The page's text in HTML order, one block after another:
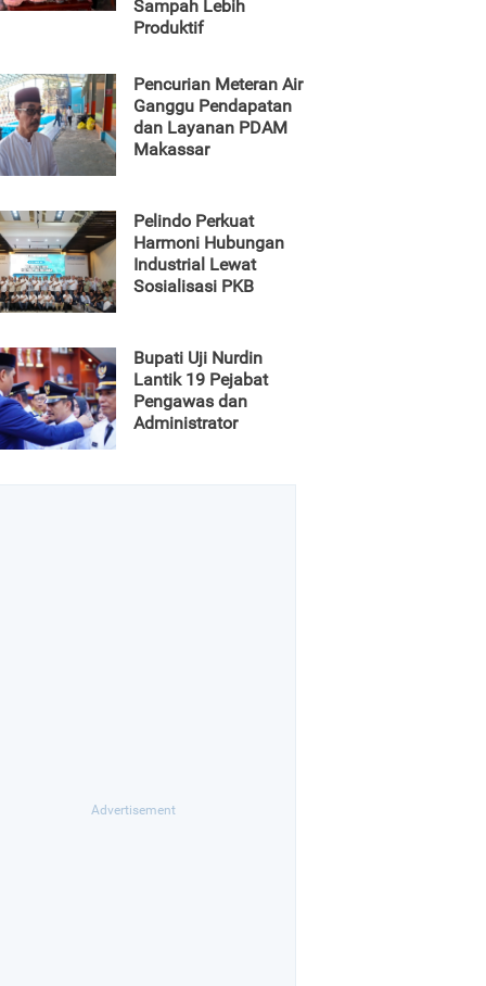
Sampah Lebih
Produktif
Pencurian Meteran Air
Ganggu Pendapatan
dan Layanan PDAM
Makassar
Pelindo Perkuat
Harmoni Hubungan
Industrial Lewat
Sosialisasi PKB
Bupati Uji Nurdin
Lantik 19 Pejabat
Pengawas dan
Administrator